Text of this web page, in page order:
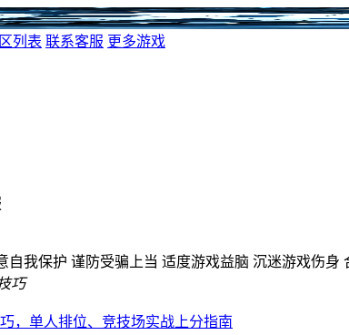
列表 联系客服 更多游戏
自我保护 谨防受骗上当 适度游戏益脑 沉迷游戏伤身
巧
，单人排位、竞技场实战上分指南